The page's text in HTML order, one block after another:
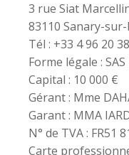
3 rue Siat
83110 Sanary-
Tél : +33 4 96 20
Forme légale :
Capital : 10 000 €
Gérant : Mme
Garant : MMA
N° de TVA : FR51
Carte